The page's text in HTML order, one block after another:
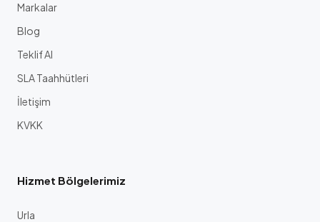
Markalar
Blog
Teklif Al
SLA Taahhütleri
İletişim
KVKK
Hizmet Bölgelerimiz
Urla